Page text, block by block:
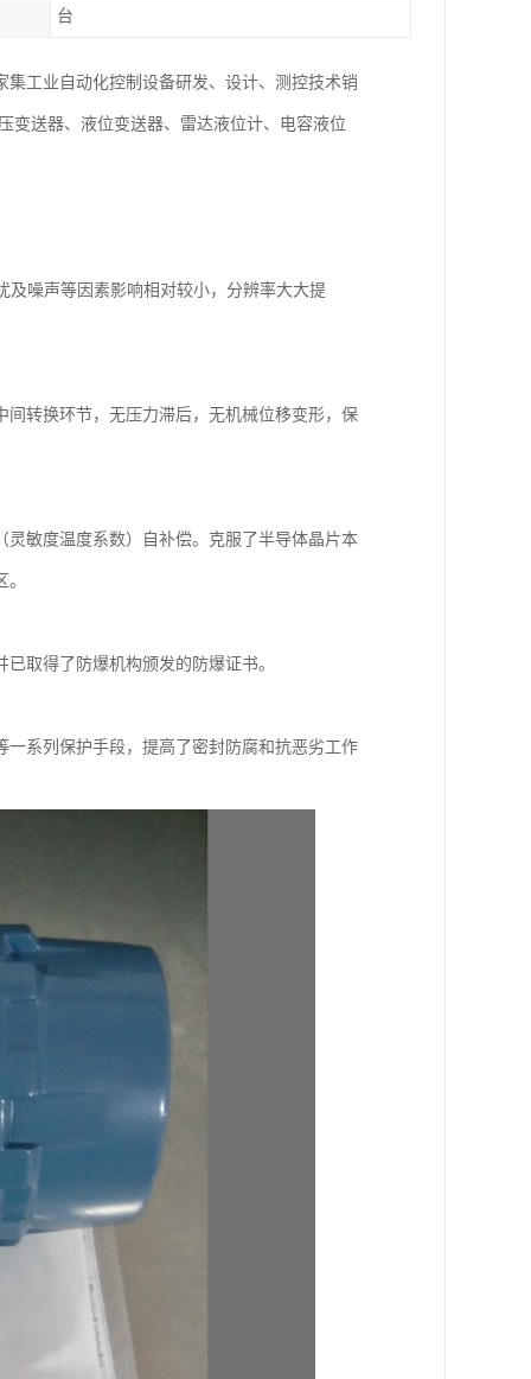
台
工业自动化控制设备研发、设计、测控技术销
变送器、液位变送器、雷达液位计、电容液位
及噪声等因素影响相对较小，分辨率大大提
转换环节，无压力滞后，无机械位移变形，保
敏度温度系数）自补偿。克服了半导体晶片本
取得了防爆机构颁发的防爆证书。
系列保护手段，提高了密封防腐和抗恶劣工作